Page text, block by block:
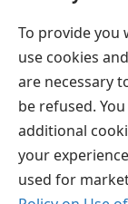
To provide you
use cookies
are necessary
be refused.
additional
your
used for
தமிழ்